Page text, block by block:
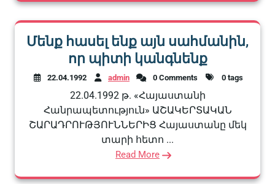
Մենք հասել ենք այն սահմանին,
որ պիտի կանգնենք
22.04.1992 admin 0 Comments 0 tags
22.04.1992 թ. «Հայաստանի
Հանրապետություն» ԱՇԱԿԵՐՏԱԿԱՆ
ՇԱՐԱԴՐՈՒԹՅՈՒՆՆԵՐԻՑ Հայաստանը մեկ
տարի հետո ...
Read More